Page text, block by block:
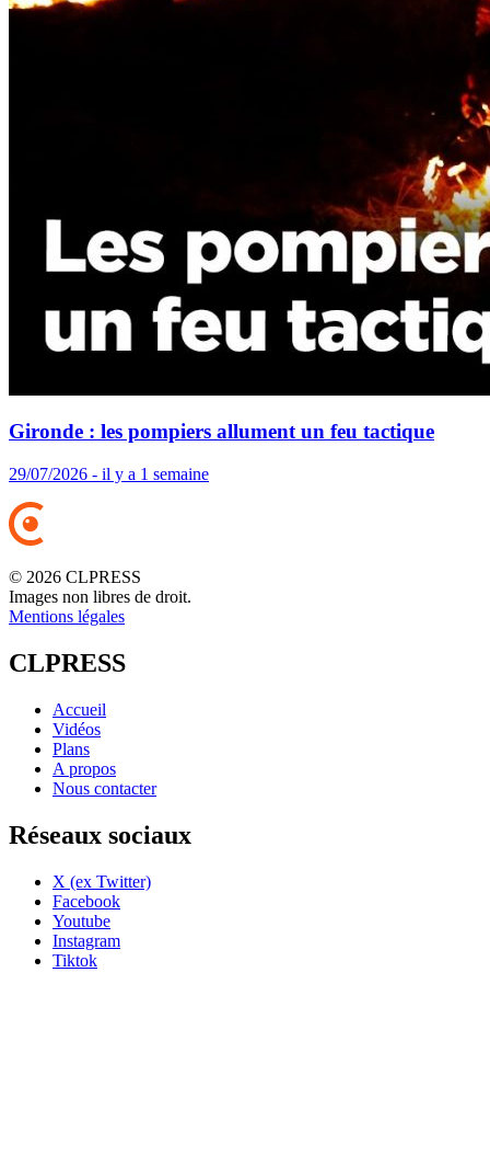
Gironde : les pompiers allument un feu tactique
29/07/2026 - il y a 1 semaine
© 2026 CLPRESS
Images non libres de droit.
Mentions légales
CLPRESS
Accueil
Vidéos
Plans
A propos
Nous contacter
Réseaux sociaux
X (ex Twitter)
Facebook
Youtube
Instagram
Tiktok